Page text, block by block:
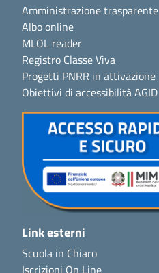
Amministrazione trasparente
Albo online
MLOL reader
Registro Classe Viva
Progetti PNRR in attivazione
Obiettivi di accessibilità AGID
Link esterni
Scuola in Chiaro
Iscrizioni On Line